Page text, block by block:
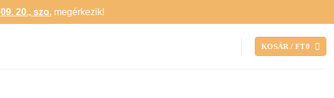
09. 20., szo.megérkezik!
KOSÁR /FT0